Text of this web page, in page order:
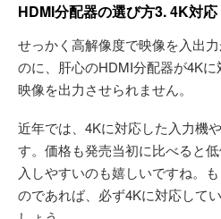
HDMI分配器の選び方3. 4K対応
せっかく高解像度で映像を入出
のに、肝心のHDMI分配器が4K
映像を出力させられません。
近年では、4Kに対応した入力機
す。価格も発売当初に比べると
入しやすいのも嬉しいですね。
のであれば、必ず4Kに対応して